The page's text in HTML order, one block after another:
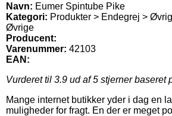
Navn: Eumer Spintube Pike
Kategori: Produkter > Endegrej >
Øvrige
Producent:
Varenummer: 42103
EAN:
Vurderet til 3.9 ud af 5 stjerner baseret
Mange internet butikker yder i dag en
muligheder for fragt. En der er meget